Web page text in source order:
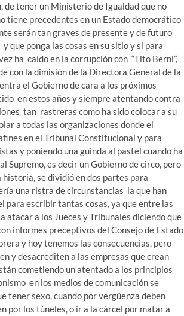
tener un Ministerio de Igualdad que no
tiene precedentes en un Estado democrático
serán tan graves de presente y de futuro
que ponga las cosas en su sitio y si para
ha caído en la corrupción con “Tito Berni”,
con la dimisión de la Directora General de la
el Gobierno de cara a los próximos
en estos años y siempre atentando contra
tan rastreras como ha sido colocar a su
a todas las organizaciones donde el
en el Tribunal Constitucional y para
y poniendo una guinda al pastel cuando ha
Supremo, es decir un Gobierno de circo, pero
historia, se dividió en dos partes para
una ristra de circunstancias la que han
para escribir tantas cosas, ya que entre las
atacar a los Jueces y Tribunales diciendo que
informes preceptivos del Consejo de Estado
y hoy tenemos las consecuencias, pero
y desacrediten a las empresas que crean
cometiendo un atentado a los principios
en los medios de comunicación se
tener sexo, cuando por vergüenza deben
por los túneles, o ir a la cárcel por matar a